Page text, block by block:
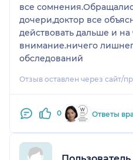
все
дочери,доктор все
действовать дальше и на
внимание.ничего
обследований
Отзыв оставлен через сайт/
0 Ответы